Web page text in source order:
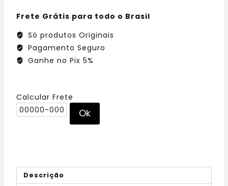
Frete Grátis para todo o Brasil
Só produtos Originais
Pagamento Seguro
Ganhe no Pix 5%
Calcular Frete
Ok
Descrição